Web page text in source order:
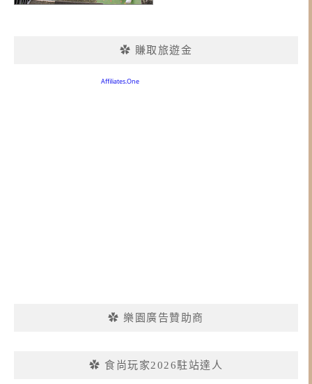
✿ 賺取旅遊金
✿ 樂園廣告贊助商
✿ 食尚玩家2026駐站達人